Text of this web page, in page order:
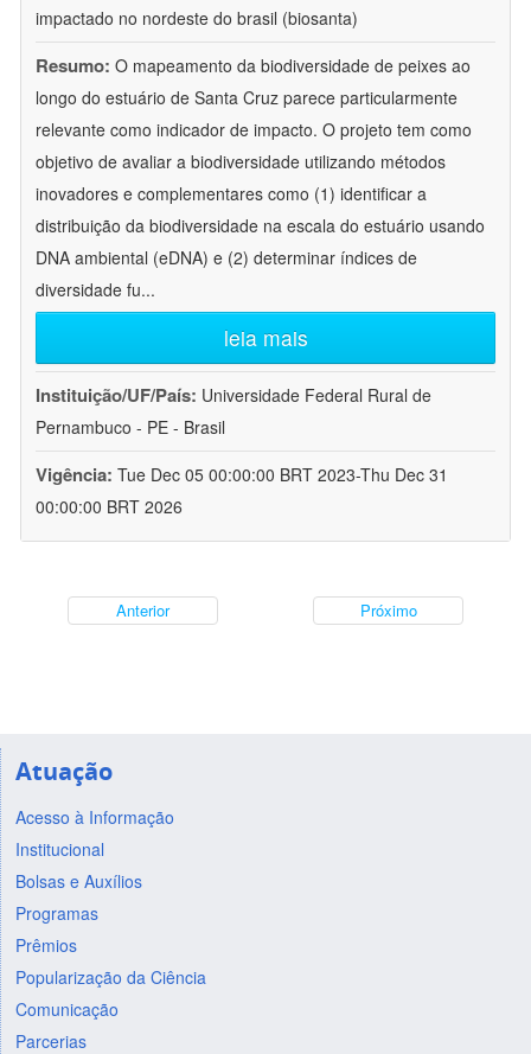
impactado no nordeste do brasil (biosanta)
Resumo: O mapeamento da biodiversidade de peixes ao
longo do estuário de Santa Cruz parece particularmente
relevante como indicador de impacto. O projeto tem como
objetivo de avaliar a biodiversidade utilizando métodos
inovadores e complementares como (1) identificar a
distribuição da biodiversidade na escala do estuário usando
DNA ambiental (eDNA) e (2) determinar índices de
diversidade fu...
leia mais
Instituição/UF/País: Universidade Federal Rural de
Pernambuco - PE - Brasil
Vigência: Tue Dec 05 00:00:00 BRT 2023-Thu Dec 31
00:00:00 BRT 2026
Anterior Próximo
Atuação
Acesso à Informação
Institucional
Bolsas e Auxílios
Programas
Prêmios
Popularização da Ciência
Comunicação
Parcerias